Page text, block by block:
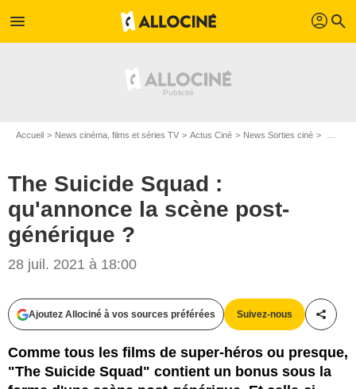
menu profil search
Accueil News cinéma, films et séries TV Actus Ciné News Sorties ciné
The Suicide Squad :
qu'annonce la scène post-
générique ?
28 juil. 2021 à 18:00
Ajoutez Allociné à vos sources préférées Suivez-nous
Comme tous les films de super-héros ou presque,
"The Suicide Squad" contient un bonus sous la